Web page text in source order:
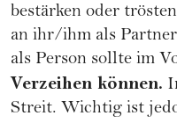
bestärken oder
an ihr/ihm als
als Person sollte im
Verzeihen können.
Streit. Wichtig ist